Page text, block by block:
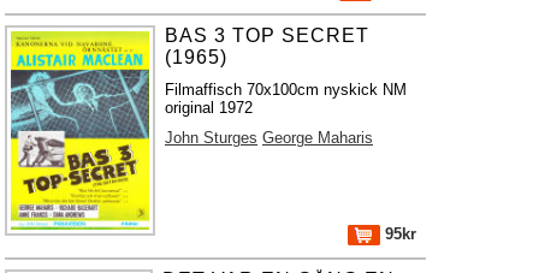
BAS 3 TOP SECRET
(1965)
Filmaffisch 70x100cm nyskick NM
original 1972
John Sturges George Maharis
95kr